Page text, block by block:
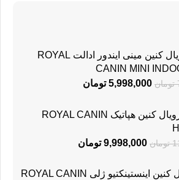
غذای خشک سگ رویال کنین مینی ایندور ادالت ROYAL
CANIN MINI
تومان 5,998,000 تومان
غذای درمانی گربه رویال کنین هپاتیک ROYAL CANIN
تومان 9,998,000 تومان
غذای پوچ گربه رویال کنین اینستینکتیو ژلی ROYAL CANIN